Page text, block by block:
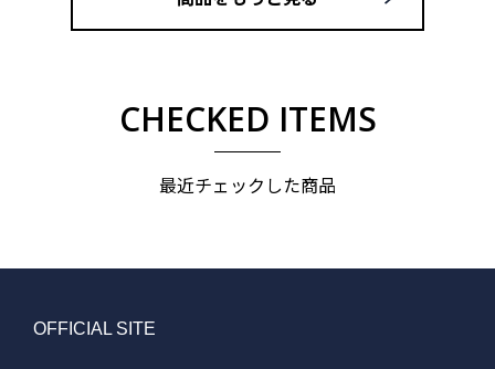
CHECKED ITEMS
最近チェックした商品
OFFICIAL SITE